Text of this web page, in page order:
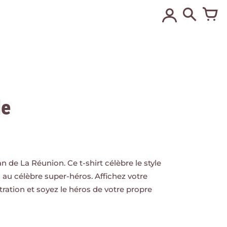
de La Réunion. Ce t-shirt célèbre le style
célèbre super-héros. Affichez votre
et soyez le héros de votre propre